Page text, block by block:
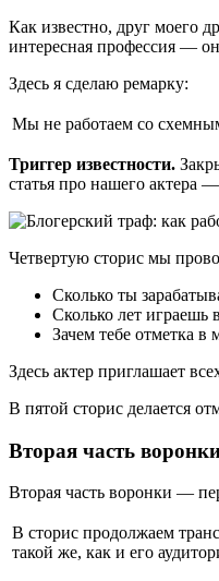
Как известно, друг моего
интересная профессия —
Здесь я сделаю ремарку:
Мы не работаем со
Триггер известности.
статья про нашего актера
Четвертую сторис мы
Сколько ты
Сколько лет играешь
Зачем тебе отметка
Здесь актер приглашает
В пятой сторис делается
Вторая часть
Вторая часть воронки —
В сторис продолжаем
такой же, как и его